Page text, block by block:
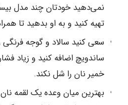
نمی‌دهید خودتان چند مدل
تهیه کنید و به او بدهید تا
سعی کنید سالاد و گوجه فرنگی
ساندویچ اضافه کنید و زیاد
خمیر نان را شل نکند.
بهترین میان وعده یک لقمه